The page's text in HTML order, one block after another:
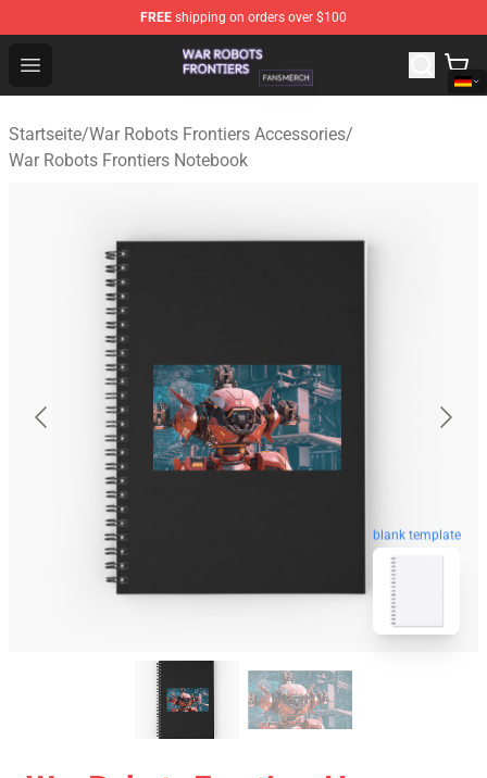
FREE shipping on orders over $100
Open menu
War Robots Frontiers Shop - Official War Robots
Startseite/War Robots Frontiers Accessories/
War Robots Frontiers Notebook
blank template